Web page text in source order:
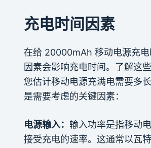
充电时间因素
在给 20000mAh 移动电源充
因素会影响充电时间。了解这
您估计移动电源充满电需要多
是需要考虑的关键因素：
电源输入： 输入功率是指移动
接受充电的速率。这通常以瓦